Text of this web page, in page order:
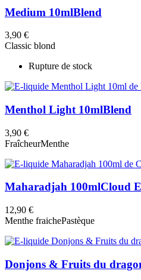
Medium 10mlBlend
3,90 €
Classic blond
Rupture de stock
Menthol Light 10mlBlend
3,90 €
FraîcheurMenthe
Maharadjah 100mlCloud
12,90 €
Menthe fraichePastèque
Donjons & Fruits du